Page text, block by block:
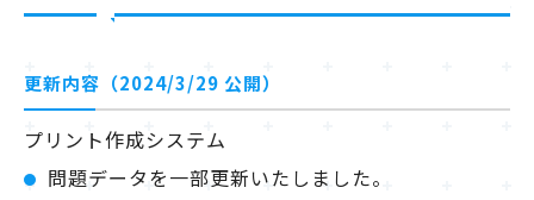
更新内容（2024/3/29 公開）
プリント作成システム
問題データを一部更新いたしました。